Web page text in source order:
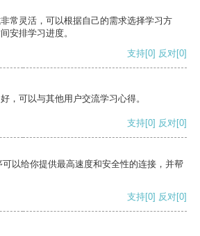
常灵活，可以根据自己的需求选择学习方
安排学习进度。
支持[0] 反对[0]
，可以与其他用户交流学习心得。
支持[0] 反对[0]
以给你提供最高速度和安全性的连接，并帮
支持[0] 反对[0]